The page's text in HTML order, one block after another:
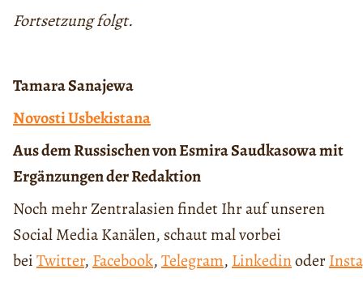
Fortsetzung folgt.
Tamara Sanajewa
Novosti Usbekistana
Aus dem Russischen von Esmira Saudkasowa mit
Ergänzungen der Redaktion
Noch mehr Zentralasien findet Ihr auf unseren
Social Media Kanälen, schaut mal vorbei
beiTwitter, Facebook,Telegram, Linkedinoder